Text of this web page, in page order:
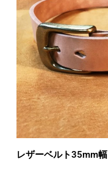
レザーベルト35mm幅